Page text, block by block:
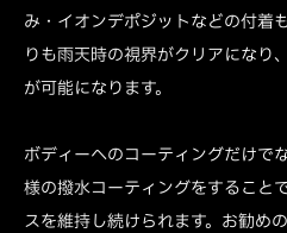
み・イオンデポジットなどの付着
りも雨天時の視界がクリアになり
が可能になります。
ボディーへのコーティングだけで
様の撥水コーティングをすること
スを維持し続けられます。お勧め